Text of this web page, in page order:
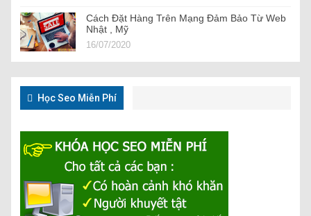
Cách Đặt Hàng Trên Mạng Đảm Bảo Từ Web
Nhật , Mỹ
16/07/2020
Học Seo Miễn Phí